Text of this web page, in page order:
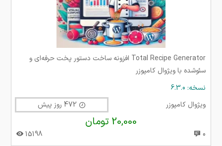
Total Recipe Generator افزونه ساخت دستور پخت حرفه‌ای و
سئوشده با ویژوال کامپوزر
نسخه: 6.3.0
ویژوال کامپوزر
20,000 تومان
0
15198